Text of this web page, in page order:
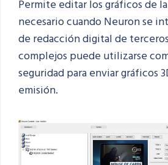
Permite editar los gráficos de
necesario cuando Neuron se
de redacción digital de
complejos puede utilizarse
seguridad para enviar gráficos
emisión.